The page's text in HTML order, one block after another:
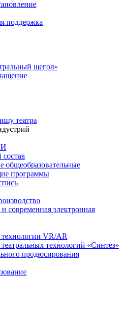
поддержка
щегол»
театра
общеобразовательные
программы
современная электронная
VR/AR
технологий «Синтез»
продюсирования